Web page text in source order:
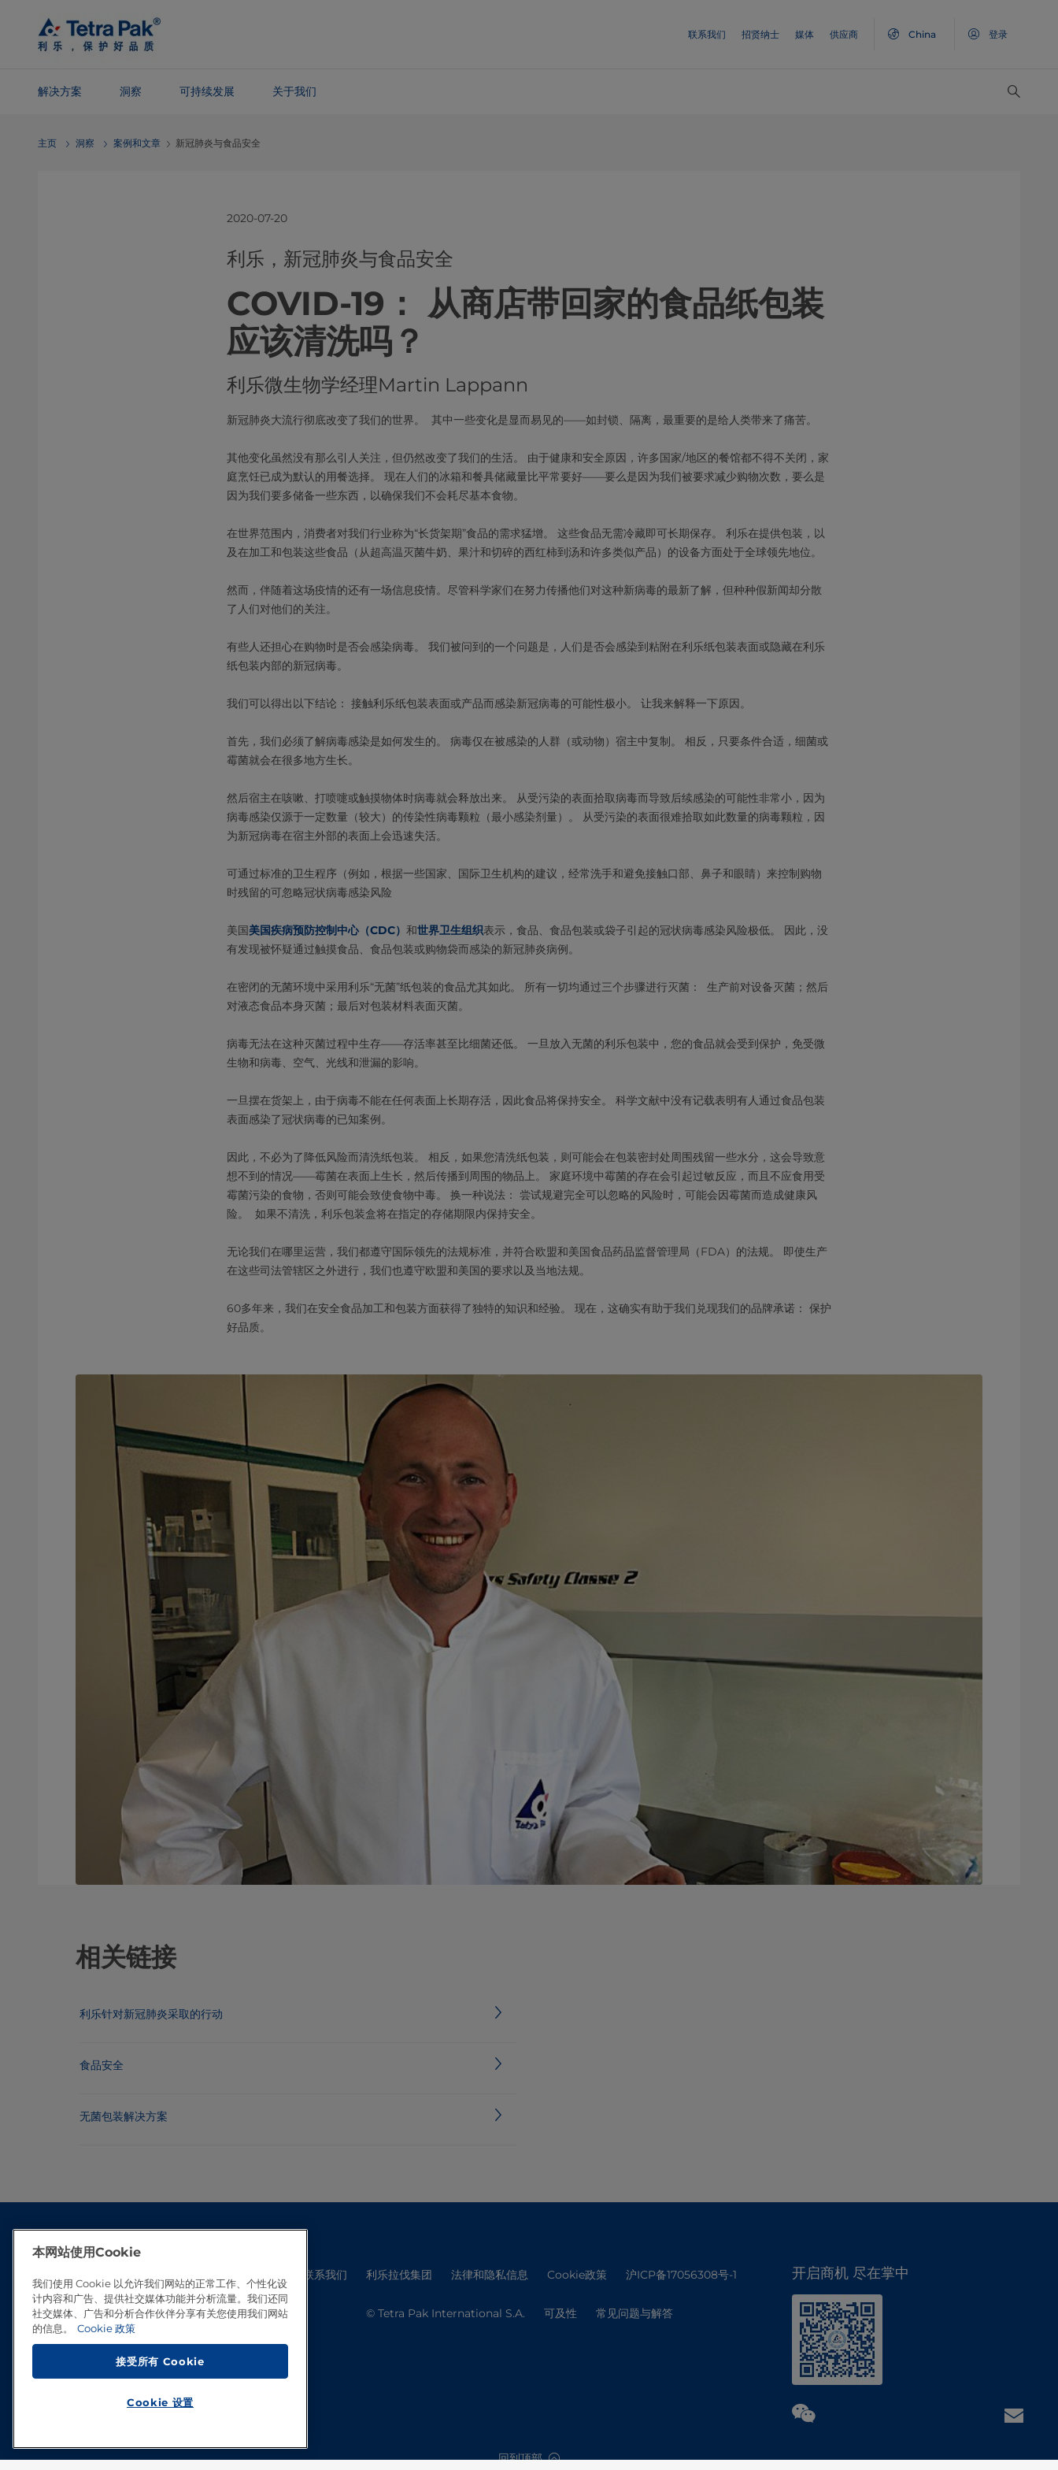
Skip To
Main
Content
联系我们 招贤纳士 媒体 供应商 China 登录
解决方案 洞察 可持续发展 关于我们
Navigation
主页 洞察 案例和文章 新冠肺炎与食品安全
2020-07-20
利乐，新冠肺炎与食品安全
COVID-19： 从商店带回家的食品纸包装
应该清洗吗？
利乐微生物学经理Martin Lappann
新冠肺炎大流行彻底改变了我们的世界。 其中一些变化是显而易见的——如封锁、隔离，最重要的是给人类带来了痛苦。
其他变化虽然没有那么引人关注，但仍然改变了我们的生活。 由于健康和安全原因，许多国家/地区的餐馆都不得不关闭，家
庭烹饪已成为默认的用餐选择。 现在人们的冰箱和餐具储藏量比平常要好——要么是因为我们被要求减少购物次数，要么是
因为我们要多储备一些东西，以确保我们不会耗尽基本食物。
在世界范围内，消费者对我们行业称为“长货架期”食品的需求猛增。 这些食品无需冷藏即可长期保存。 利乐在提供包装，以
及在加工和包装这些食品（从超高温灭菌牛奶、果汁和切碎的西红柿到汤和许多类似产品）的设备方面处于全球领先地位。
然而，伴随着这场疫情的还有一场信息疫情。尽管科学家们在努力传播他们对这种新病毒的最新了解，但种种假新闻却分散
了人们对他们的关注。
有些人还担心在购物时是否会感染病毒。 我们被问到的一个问题是，人们是否会感染到粘附在利乐纸包装表面或隐藏在利乐
纸包装内部的新冠病毒。
我们可以得出以下结论： 接触利乐纸包装表面或产品而感染新冠病毒的可能性极小。 让我来解释一下原因。
首先，我们必须了解病毒感染是如何发生的。 病毒仅在被感染的人群（或动物）宿主中复制。 相反，只要条件合适，细菌或
霉菌就会在很多地方生长。
然后宿主在咳嗽、打喷嚏或触摸物体时病毒就会释放出来。 从受污染的表面拾取病毒而导致后续感染的可能性非常小，因为
病毒感染仅源于一定数量（较大）的传染性病毒颗粒（最小感染剂量）。 从受污染的表面很难拾取如此数量的病毒颗粒，因
为新冠病毒在宿主外部的表面上会迅速失活。
可通过标准的卫生程序（例如，根据一些国家、国际卫生机构的建议，经常洗手和避免接触口部、鼻子和眼睛）来控制购物
时残留的可忽略冠状病毒感染风险
美国美国疾病预防控制中心（CDC） 和世界卫生组织表示，食品、食品包装或袋子引起的冠状病毒感染风险极低。 因此，没
有发现被怀疑通过触摸食品、食品包装或购物袋而感染的新冠肺炎病例。
在密闭的无菌环境中采用利乐“无菌”纸包装的食品尤其如此。 所有一切均通过三个步骤进行灭菌： 生产前对设备灭菌；然后
对液态食品本身灭菌；最后对包装材料表面灭菌。
病毒无法在这种灭菌过程中生存——存活率甚至比细菌还低。 一旦放入无菌的利乐包装中，您的食品就会受到保护，免受微
生物和病毒、空气、光线和泄漏的影响。
一旦摆在货架上，由于病毒不能在任何表面上长期存活，因此食品将保持安全。 科学文献中没有记载表明有人通过食品包装
表面感染了冠状病毒的已知案例。
因此，不必为了降低风险而清洗纸包装。 相反，如果您清洗纸包装，则可能会在包装密封处周围残留一些水分，这会导致意
想不到的情况——霉菌在表面上生长，然后传播到周围的物品上。 家庭环境中霉菌的存在会引起过敏反应，而且不应食用受
霉菌污染的食物，否则可能会致使食物中毒。 换一种说法： 尝试规避完全可以忽略的风险时，可能会因霉菌而造成健康风
险。 如果不清洗，利乐包装盒将在指定的存储期限内保持安全。
无论我们在哪里运营，我们都遵守国际领先的法规标准，并符合欧盟和美国食品药品监督管理局（FDA）的法规。 即使生产
在这些司法管辖区之外进行，我们也遵守欧盟和美国的要求以及当地法规。
60多年来，我们在安全食品加工和包装方面获得了独特的知识和经验。 现在，这确实有助于我们兑现我们的品牌承诺： 保护
好品质。
相关链接
利乐针对新冠肺炎采取的行动
食品安全
无菌包装解决方案
联系我们 利乐拉伐集团 法律和隐私信息 Cookie政策 沪ICP备17056308号-1
© Tetra Pak International S.A. 可及性 常见问题与解答
开启商机 尽在掌中
回到顶部
本网站使用Cookie
我们使用 Cookie 以允许我们网站的正常工作、个性化设
计内容和广告、提供社交媒体功能并分析流量。我们还同
社交媒体、广告和分析合作伙伴分享有关您使用我们网站
的信息。
Cookie 政策
接受所有 Cookie
Cookie 设置